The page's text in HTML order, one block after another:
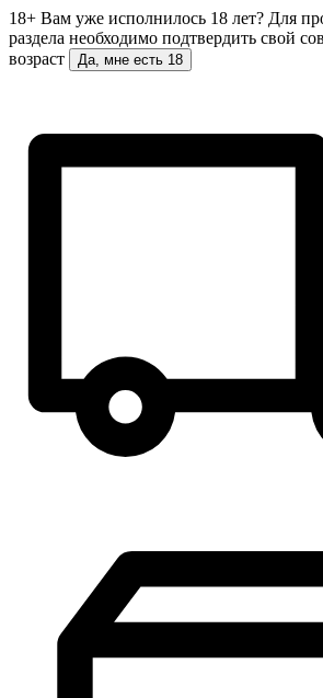
18+ Вам уже исполнилось 18 лет? Для
раздела необходимо подтвердить свой
возраст
Да, мне есть 18